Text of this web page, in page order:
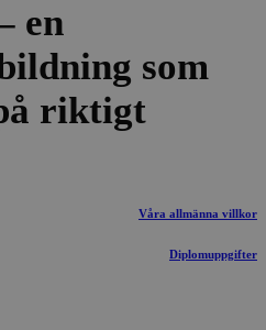
en
som
riktigt
Våra allmänna villkor
Diplomuppgifter